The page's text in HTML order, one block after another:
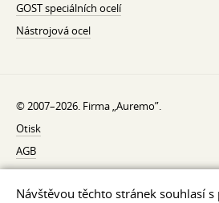
Návštěvou těchto stránek souhlasí
GOST speciálních ocelí
Nástrojová ocel
© 2007–2026. Firma „Auremo”.
Otisk
AGB
O nás
Zásady ochrany osobních údajů